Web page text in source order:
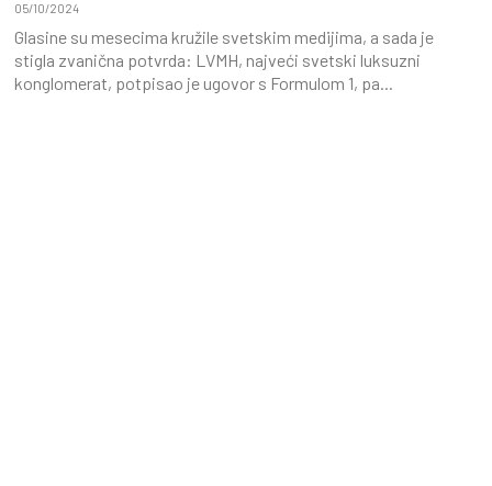
05/10/2024
Glasine su mesecima kružile svetskim medijima, a sada je
stigla zvanična potvrda: LVMH, najveći svetski luksuzni
konglomerat, potpisao je ugovor s Formulom 1, pa...